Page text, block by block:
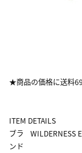
★商品の価格に送料
ITEM DETAILS
ブラ
ンド
WILDERNESS